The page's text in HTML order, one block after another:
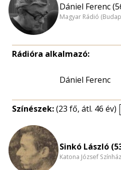
Dániel Ferenc
Magyar Rádió
Rádióra alkalmazó:
Dániel Ferenc
Színészek:(23 fő, átl. 46 év)
Sinkó László
Katona József